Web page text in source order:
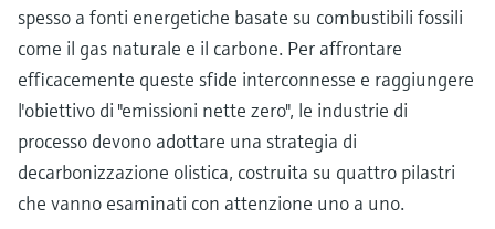
spesso a fonti energetiche basate su combustibili fossili
come il gas naturale e il carbone. Per affrontare
efficacemente queste sfide interconnesse e raggiungere
l'obiettivo di "emissioni nette zero", le industrie di
processo devono adottare una strategia di
decarbonizzazione olistica, costruita su quattro pilastri
che vanno esaminati con attenzione uno a uno.